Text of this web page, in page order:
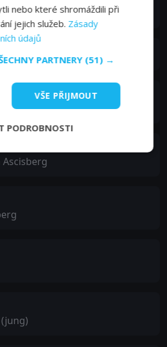
nebo které shromáždili při
jejich služeb. Zásady
údajů
PARTNERY (51) →
VŠE PŘIJMOUT
PODROBNOSTI